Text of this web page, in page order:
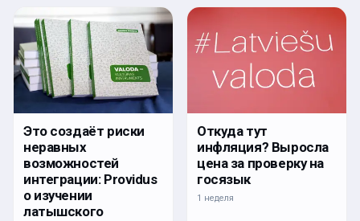
Это создаёт риски
неравных
возможностей
интеграции: Providus
о изучении
латышского
Откуда тут
инфляция? Выросла
цена за проверку на
госязык
1 неделя